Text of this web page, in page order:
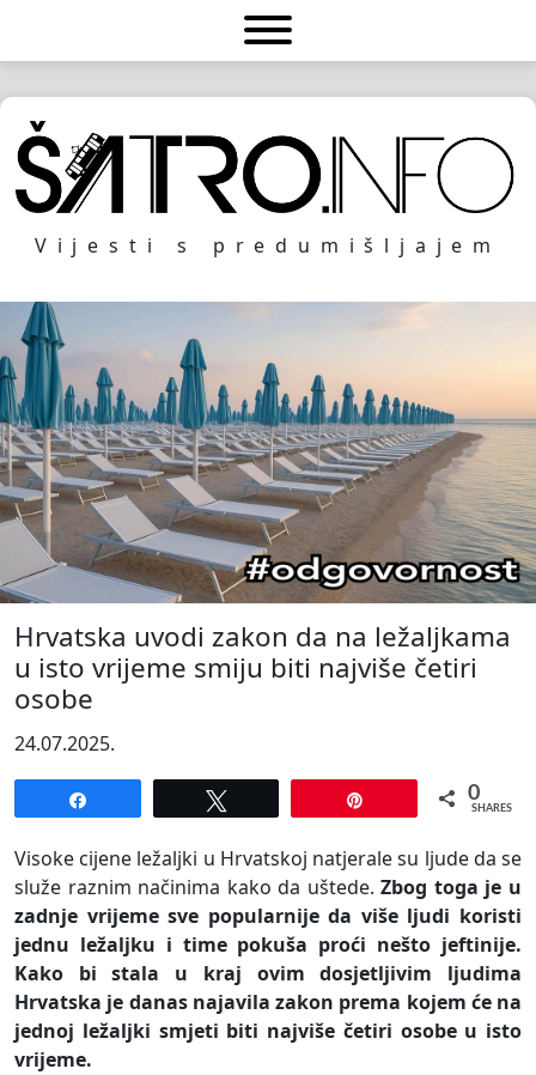
Vijesti s predumišljajem
Hrvatska uvodi zakon da na ležaljkama
u isto vrijeme smiju biti najviše četiri
osobe
24.07.2025.
0
SHARES
Visoke cijene ležaljki u Hrvatskoj natjerale su ljude da se
služe raznim načinima kako da uštede.Zbog toga je u
zadnje vrijeme sve popularnije da više ljudi koristi
jednu ležaljku i time pokuša proći nešto jeftinije.
Kako bi stala u kraj ovim dosjetljivim ljudima
Hrvatska je danas najavila zakon prema kojem će na
jednoj ležaljki smjeti biti najviše četiri osobe u isto
vrijeme.